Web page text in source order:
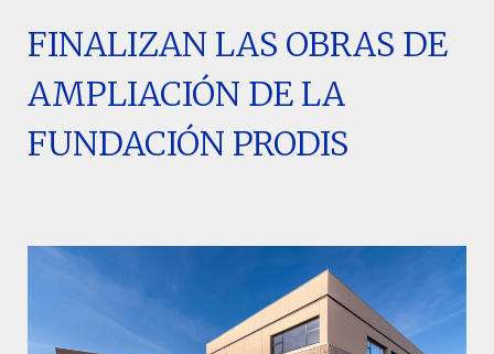
FINALIZAN LAS OBRAS DE
AMPLIACIÓN DE LA
FUNDACIÓN PRODIS